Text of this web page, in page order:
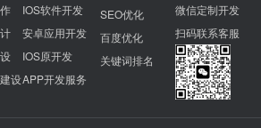
设
IOS软件开发
安卓应用开发
IOS原开发
APP开发服务
SEO优化
百度优化
关键词排名
微信定制开发
扫码联系客服